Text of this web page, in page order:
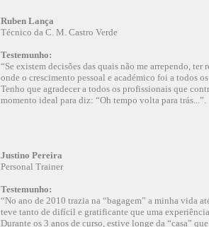
Ruben Lança
Técnico da C. M. Castro Verde
Testemunho:
“Se existem decisões das quais não me arrependo,
onde o crescimento pessoal e académico foi a todos
Tenho que agradecer a todos os profissionais que
momento ideal para diz: “Oh tempo volta para trás...”.
Justino Pereira
Personal Trainer
Testemunho:
“No ano de 2010 trazia na “bagagem” a minha vida
teve tanto de difícil e gratificante que uma experiência
Durante os 3 anos de curso, estive longe da “casa”